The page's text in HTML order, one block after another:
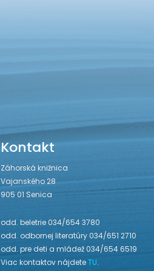
Kontakt
Záhorská knižnica
Vajanského 28
905 01 Senica
odd. beletrie 034/654 3780
odd. odbornej literatúry 034/651 2710
odd. pre deti a mládež 034/654 6519
Viac kontaktov nájdeteTU.